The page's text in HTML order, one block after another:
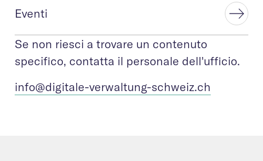
Eventi
Se non riesci a trovare un contenuto
specifico, contatta il personale dell'ufficio.
info@digitale-verwaltung-schweiz.ch